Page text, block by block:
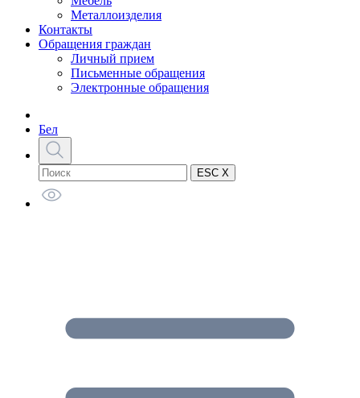
Металлоизделия
Контакты
Обращения граждан
Личный прием
Письменные обращения
Электронные обращения
Бел
ESC X